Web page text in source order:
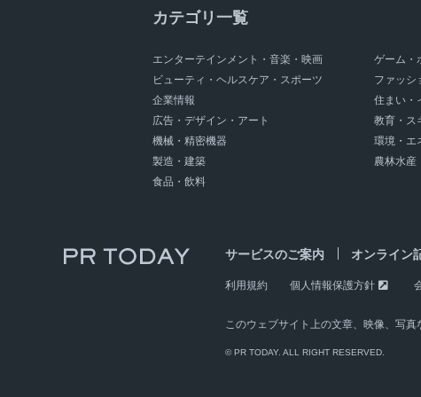
カテゴリ一覧
エンターテインメント・音楽・映画 ゲーム・
ビューティ・ヘルスケア・スポーツ
ファッシ
企業情報
住まい・
広告・デザイン・アート
教育・ス
機械・精密機器
環境・エ
製造・建築
農林水産
食品・飲料
サービスのご案内 オンライン
利用規約 個人情報保護方針
このウェブサイト上の文章、映像、写
© PR TODAY. ALL RIGHT RESERVED.